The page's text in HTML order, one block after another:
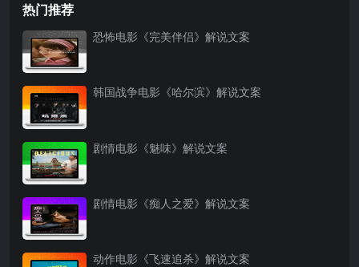
热门推荐
恐怖电影《完美伴侣》解说文案
韩国战争电影《哈尔滨》解说文案
剧情电影《魅味》解说文案
剧情电影《痴人之爱》解说文案
动作电影《飞速追杀》解说文案